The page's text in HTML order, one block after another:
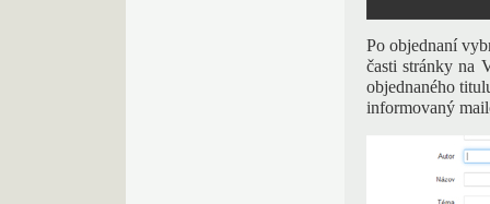
Po objednaní
časti stránky na
objednaného
informovaný